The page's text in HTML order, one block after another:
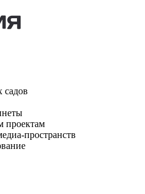
садов
проектам
пространств